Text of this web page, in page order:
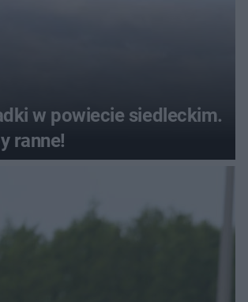
w powiecie siedleckim.
ranne!